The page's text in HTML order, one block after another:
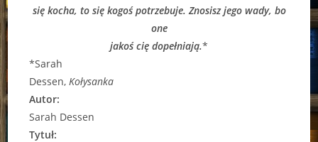
się kocha, to się kogoś potrzebuje. Znosisz jego wady, bo
one
jakoś cię dopełniają.*
*Sarah
Dessen,Kołysanka
Autor:
Sarah Dessen
Tytuł: